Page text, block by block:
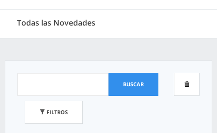
Todas las Novedades
BUSCAR
FILTROS